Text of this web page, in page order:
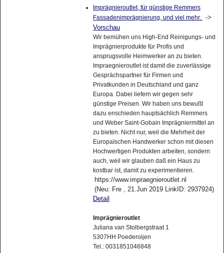
Imprägnieroutlet, für günstige Remmers
Fassadenimprägnierung, und viel mehr.
->
Vorschau
Wir bemühen uns High-End Reinigungs- und
Imprägnierprodukte für Profis und
ansprugsvolle Heimwerker an zu bieten.
Impraegnieroutlet ist damit die zuverlässige
Gesprächspartner für Firmen und
Privatkunden in Deutschland und ganz
Europa. Dabei liefern wir gegen sehr
günstige Preisen. Wir haben uns bewußt
dazu enschieden hauptsächlich Remmers
und Weber Saint-Gobain Imprägniermittel an
zu bieten. Nicht nur, weil die Mehrheit der
Europaïschen Handwerker schon mit diesen
Hochwertigen Produkten arbeiten, sondern
auch, weil wir glauben daß ein Haus zu
kostbar ist, damit zu experimentieren.
https://www.impraegnieroutlet.nl
(Neu: Fre , 21.Jun 2019 LinkID: 2937924)
Detail
Imprägnieroutlet
Juliana van Stolbergstraat 1
5307HH Poederoijen
Tel.: 0031851046848